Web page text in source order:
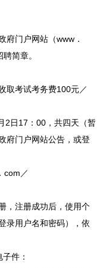
府门户网站（www．
简章。
取考试考务费100元／
2日17：00，共四天（暂
府门户网站公告，或登
com／
，注册成功后，使用个
录用户名和密码），依
件：